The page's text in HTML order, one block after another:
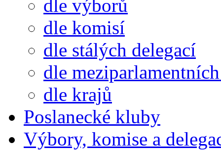
dle výborů
dle komisí
dle stálých delegací
dle
dle krajů
Poslanecké kluby
Výbory, komise a